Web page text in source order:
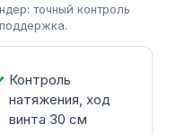
точный контроль
Контроль
натяжения, ход
винта 30 см